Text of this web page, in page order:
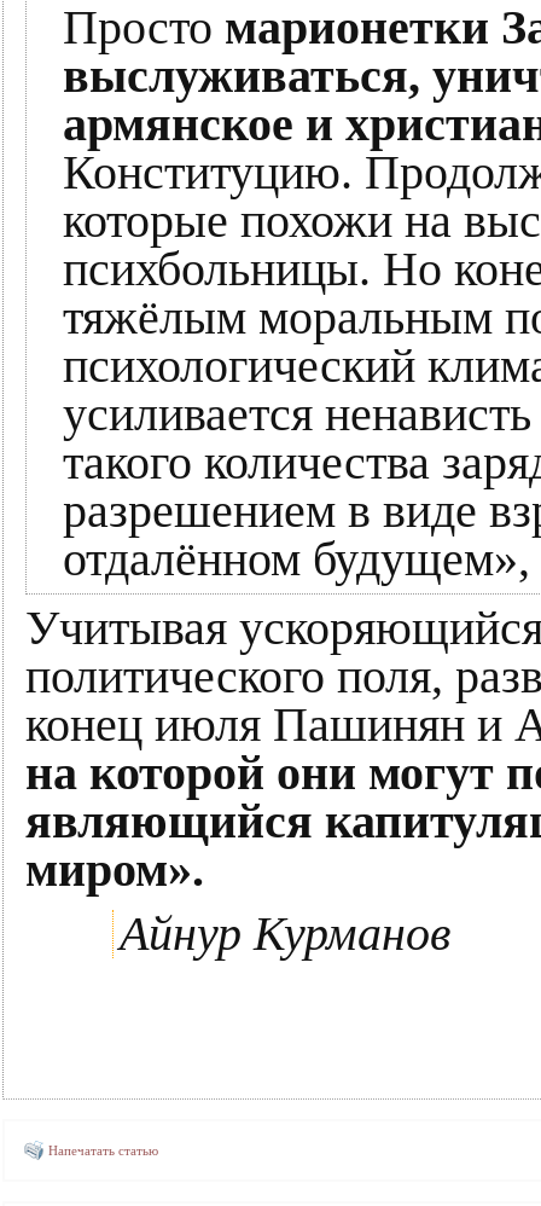
Просто марионетки
выслуживаться,
армянское и
Конституцию.
которые похожи на
психбольницы. Но
тяжёлым моральным
психологический
усиливается
такого количества
разрешением в виде
отдалённом
Учитывая
политического поля,
конец июля Пашинян и
на которой они могут
являющийся
миром».
Айнур Курманов
Напечатать статью